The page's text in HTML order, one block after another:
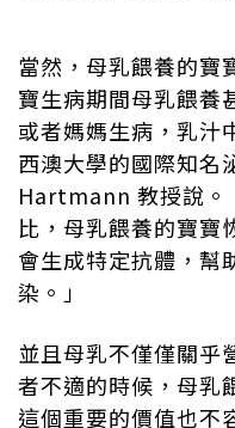
當然，母乳餵養的寶
寶生病期間母乳餵養
或者媽媽生病，乳汁
西澳大學的國際知
Hartmann 教授說。
比，母乳餵養的寶寶
會生成特定抗體，幫
染。」
並且母乳不僅僅關乎
者不適的時候，母乳
這個重要的價值也不